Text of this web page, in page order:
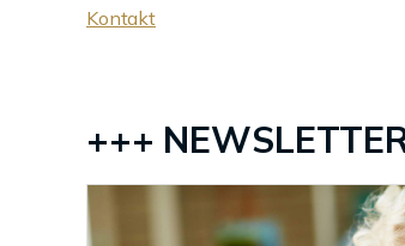
Kontakt
+++